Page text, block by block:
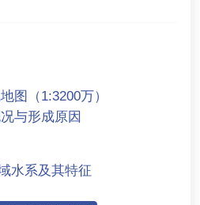
图（1:3200万）
与形成原因
水系及其特征